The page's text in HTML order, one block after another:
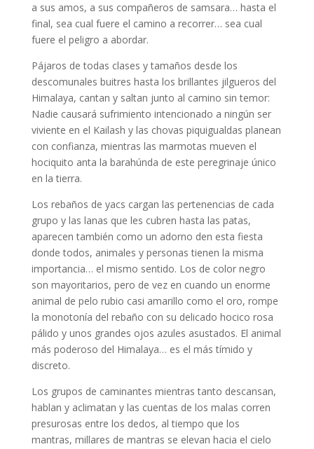
a sus amos, a sus compañeros de samsara… hasta el
final, sea cual fuere el camino a recorrer… sea cual
fuere el peligro a abordar.
Pájaros de todas clases y tamaños desde los
descomunales buitres hasta los brillantes jilgueros del
Himalaya, cantan y saltan junto al camino sin temor:
Nadie causará sufrimiento intencionado a ningún ser
viviente en el Kailash y las chovas piquigualdas planean
con confianza, mientras las marmotas mueven el
hociquito anta la barahúnda de este peregrinaje único
en la tierra.
Los rebaños de yacs cargan las pertenencias de cada
grupo y las lanas que les cubren hasta las patas,
aparecen también como un adorno den esta fiesta
donde todos, animales y personas tienen la misma
importancia… el mismo sentido. Los de color negro
son mayoritarios, pero de vez en cuando un enorme
animal de pelo rubio casi amarillo como el oro, rompe
la monotonía del rebaño con su delicado hocico rosa
pálido y unos grandes ojos azules asustados. El animal
más poderoso del Himalaya… es el más tímido y
discreto.
Los grupos de caminantes mientras tanto descansan,
hablan y aclimatan y las cuentas de los malas corren
presurosas entre los dedos, al tiempo que los
mantras, millares de mantras se elevan hacia el cielo